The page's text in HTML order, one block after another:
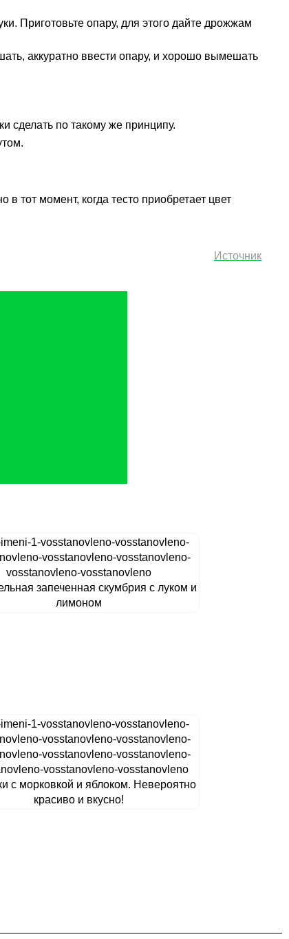
Приготовьте опару, для этого дайте дрожжам
аккуратно ввести опару, и хорошо вымешать
сделать по такому же принципу.
в тот момент, когда тесто приобретает цвет
Источник
запеченная скумбрия с луком и
лимоном
с морковкой и яблоком. Невероятно
красиво и вкусно!